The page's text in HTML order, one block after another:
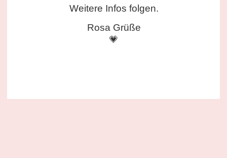
Weitere Infos folgen.
Rosa Grüße
💗